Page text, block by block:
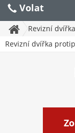
Volat
Revizní dvířka
Revizní dvířka